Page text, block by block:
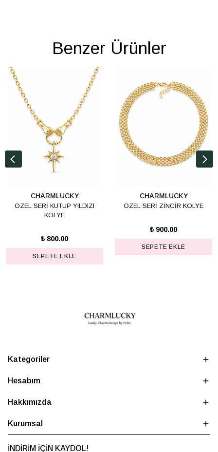
Benzer Ürünler
CHARMLUCKY
ÖZEL SERİ KUTUP YILDIZI
KOLYE
₺ 800.00
SEPETE EKLE
CHARMLUCKY
ÖZEL SERİ ZİNCİR KOLYE
₺ 900.00
SEPETE EKLE
Kategoriler
Hesabım
Hakkımızda
Kurumsal
İNDİRİM İÇİN KAYDOL!